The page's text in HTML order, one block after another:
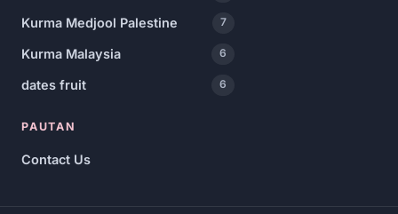
Kurma Medjool Palestine 7
Kurma Malaysia 6
dates fruit 6
PAUTAN
Contact Us